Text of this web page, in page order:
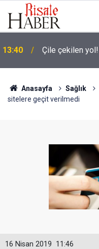
13:40 Çile çekilen yol!
Anasayfa Sağlık
sitelere geçit verilmedi
11:46
16 Nisan 2019